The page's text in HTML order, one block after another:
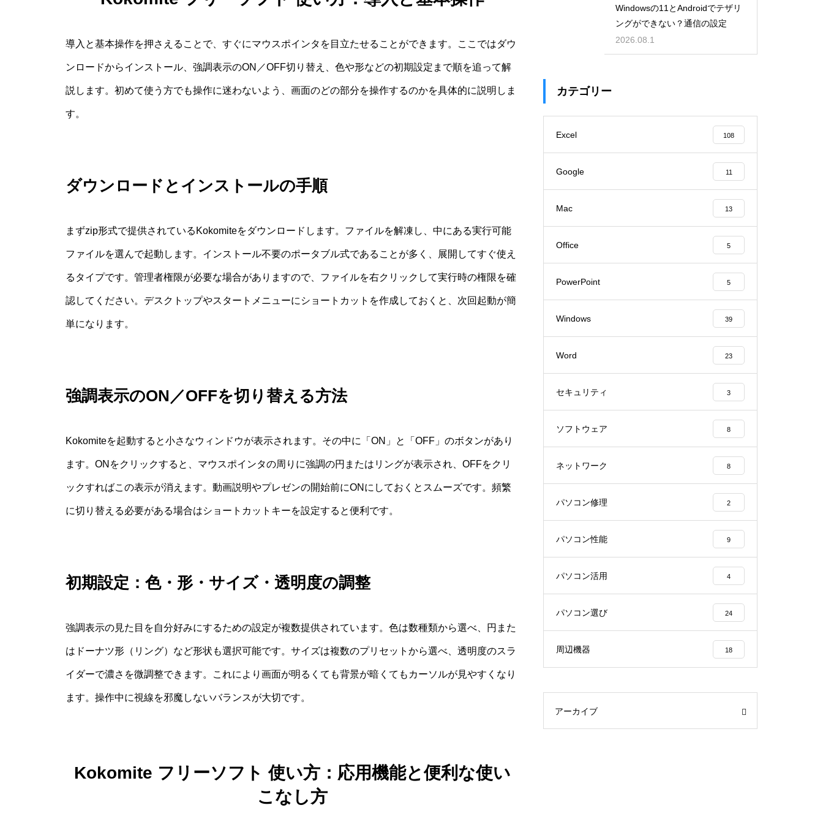
導入と基本操作を押さえることで、すぐにマウスポインタを目立たせることができます。ここではダウ
ンロードからインストール、強調表示のON／OFF切り替え、色や形などの初期設定まで順を追って解
説します。初めて使う方でも操作に迷わないよう、画面のどの部分を操作するのかを具体的に説明しま
す。
ダウンロードとインストールの手順
まずzip形式で提供されているKokomiteをダウンロードします。ファイルを解凍し、中にある実行可能
ファイルを選んで起動します。インストール不要のポータブル式であることが多く、展開してすぐ使え
るタイプです。管理者権限が必要な場合がありますので、ファイルを右クリックして実行時の権限を確
認してください。デスクトップやスタートメニューにショートカットを作成しておくと、次回起動が簡
単になります。
強調表示のON／OFFを切り替える方法
Kokomiteを起動すると小さなウィンドウが表示されます。その中に「ON」と「OFF」のボタンがあり
ます。ONをクリックすると、マウスポインタの周りに強調の円またはリングが表示され、OFFをクリ
ックすればこの表示が消えます。動画説明やプレゼンの開始前にONにしておくとスムーズです。頻繁
に切り替える必要がある場合はショートカットキーを設定すると便利です。
初期設定：色・形・サイズ・透明度の調整
強調表示の見た目を自分好みにするための設定が複数提供されています。色は数種類から選べ、円また
はドーナツ形（リング）など形状も選択可能です。サイズは複数のプリセットから選べ、透明度のスラ
イダーで濃さを微調整できます。これにより画面が明るくても背景が暗くてもカーソルが見やすくなり
ます。操作中に視線を邪魔しないバランスが大切です。
Kokomite フリーソフト 使い方：応用機能と便利な使い
こなし方
Windowsの11とAndroidでテザリ
ングができない？通信の設定
2026.08.1
カテゴリー
Excel 108
Google 11
Mac 13
Office 5
PowerPoint 5
Windows 39
Word 23
セキュリティ 3
ソフトウェア 8
ネットワーク 8
パソコン修理 2
パソコン性能 9
パソコン活用 4
パソコン選び 24
周辺機器 18
アーカイブ